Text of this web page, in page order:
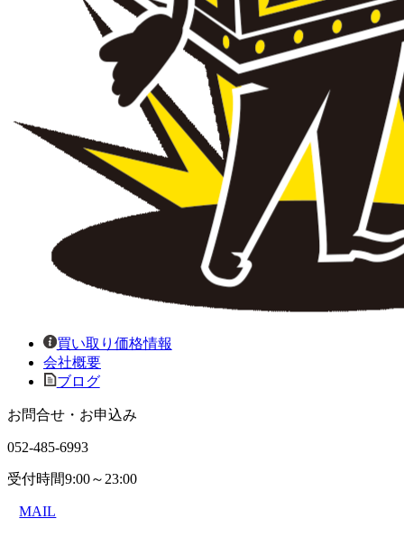
買い取り価格情報
会社概要
ブログ
お問合せ・お申込み
052-485-6993
受付時間9:00～23:00
MAIL